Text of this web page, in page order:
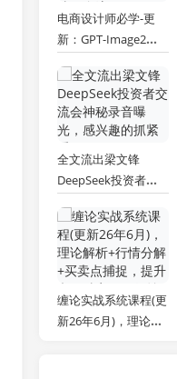
电商设计师必学-更
新：GPT-Image2一
片，产品图到详情页
全流程
全文流出梁文锋
DeepSeek投资者交
感兴趣的抓紧看
缠论实战系统课程(更
新26年6月)，理论解